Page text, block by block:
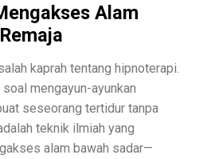
Alam
kaprah tentang hipnoterapi.
mengayun-ayunkan
seseorang tertidur tanpa
teknik ilmiah yang
alam bawah sadar—